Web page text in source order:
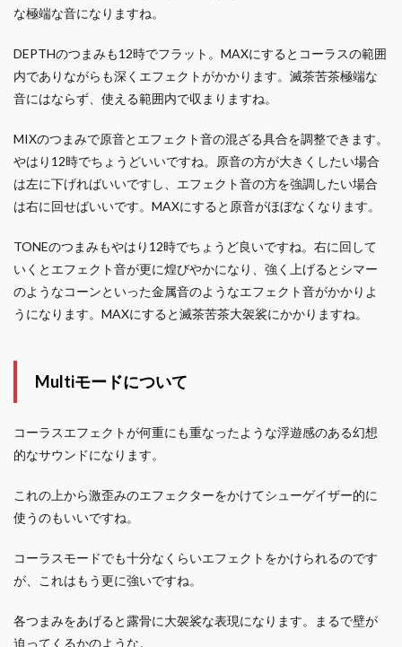
な極端な音になりますね。
DEPTHのつまみも12時でフラット。MAXにするとコーラスの範囲
内でありながらも深くエフェクトがかかります。滅茶苦茶極端な
音にはならず、使える範囲内で収まりますね。
MIXのつまみで原音とエフェクト音の混ざる具合を調整できます。
やはり12時でちょうどいいですね。原音の方が大きくしたい場合
は左に下げればいいですし、エフェクト音の方を強調したい場合
は右に回せばいいです。MAXにすると原音がほぼなくなります。
TONEのつまみもやはり12時でちょうど良いですね。右に回して
いくとエフェクト音が更に煌びやかになり、強く上げるとシマー
のようなコーンといった金属音のようなエフェクト音がかかりよ
うになります。MAXにすると滅茶苦茶大袈裟にかかりますね。
Multiモードについて
コーラスエフェクトが何重にも重なったような浮遊感のある幻想
的なサウンドになります。
これの上から激歪みのエフェクターをかけてシューゲイザー的に
使うのもいいですね。
コーラスモードでも十分なくらいエフェクトをかけられるのです
が、これはもう更に強いですね。
各つまみをあげると露骨に大袈裟な表現になります。まるで壁が
迫ってくるかのような。